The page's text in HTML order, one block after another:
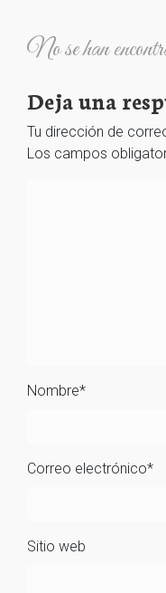
No se han
Deja una
Tu dirección de
Los campos
Nombre*
Correo electrónico*
Sitio web